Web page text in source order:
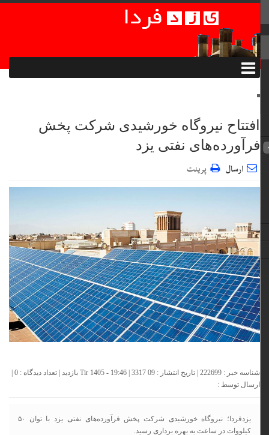
افتتاح نیروگاه خورشیدی شرکت پخش
فرآورده‌های نفتی یزد
ارسال پرینت
شناسه خبر : 222699 | تاریخ انتشار : 09 Tir 1405 - 19:46 | 3317 بازدید | تعداد دیدگاه : 0
|
ارسال توسط :
یزدفردا؛ نیروگاه خورشیدی شرکت پخش فرآورده‌های نفتی یزد با توان ۵۰
کیلووات در ساعت به بهره برداری رسید.